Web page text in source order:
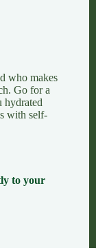
who makes
Go for a
hydrated
with self-
to your